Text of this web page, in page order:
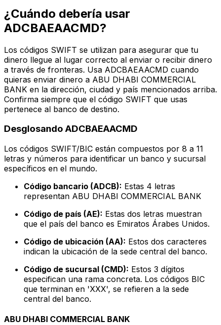
¿Cuándo debería usar
ADCBAEAACMD?
Los códigos SWIFT se utilizan para asegurar que tu
dinero llegue al lugar correcto al enviar o recibir dinero
a través de fronteras. Usa ADCBAEAACMD cuando
quieras enviar dinero a ABU DHABI COMMERCIAL
BANK en la dirección, ciudad y país mencionados arriba.
Confirma siempre que el código SWIFT que usas
pertenece al banco de destino.
Desglosando ADCBAEAACMD
Los códigos SWIFT/BIC están compuestos por 8 a 11
letras y números para identificar un banco y sucursal
específicos en el mundo.
Código bancario (ADCB): Estas 4 letras
representan ABU DHABI COMMERCIAL BANK
Código de país (AE): Estas dos letras muestran
que el país del banco es Emiratos Árabes Unidos.
Código de ubicación (AA): Estos dos caracteres
indican la ubicación de la sede central del banco.
Código de sucursal (CMD): Estos 3 dígitos
especifican una rama concreta. Los códigos BIC
que terminan en 'XXX', se refieren a la sede
central del banco.
ABU DHABI COMMERCIAL BANK